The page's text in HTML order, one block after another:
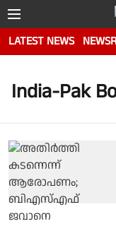
LATEST NEWS
India-Pak